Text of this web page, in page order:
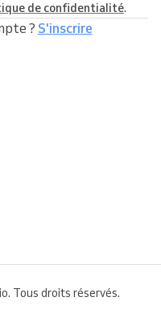
de confidentialité.
? S'inscrire
Tous droits réservés.